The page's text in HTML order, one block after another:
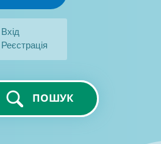
Вхід
Реєстрація
ПОШУК